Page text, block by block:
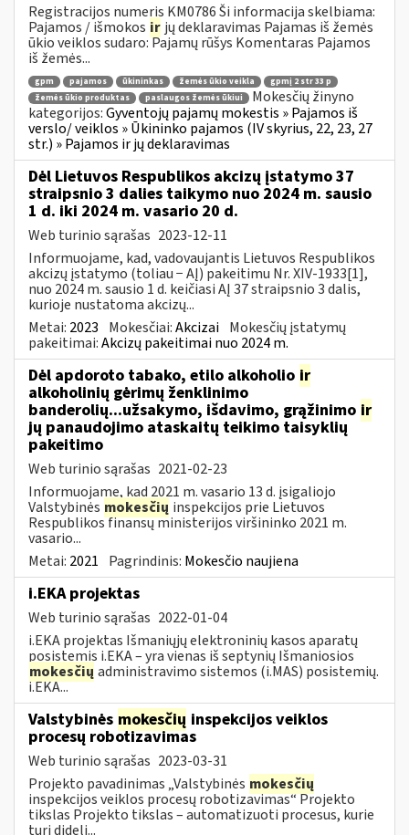
Registracijos numeris KM0786 Ši informacija skelbiama:
Pajamos / išmokos ir jų deklaravimas Pajamas iš žemės
ūkio veiklos sudaro: Pajamų rūšys Komentaras Pajamos
iš žemės...
gpm pajamos ūkininkas žemės ūkio veikla
gpmį 2 str 33 p
žemės ūkio produktas
paslaugos žemės ūkiui
Mokesčių žinyno
kategorijos:Gyventojų pajamų mokestis » Pajamos iš
verslo/ veiklos » Ūkininko pajamos (IV skyrius, 22, 23, 27
str.) » Pajamos ir jų deklaravimas
Dėl Lietuvos Respublikos akcizų įstatymo 37
straipsnio 3 dalies taikymo nuo 2024 m. sausio
1 d. iki 2024 m. vasario 20 d.
Web turinio sąrašas 2023-12-11
Informuojame, kad, vadovaujantis Lietuvos Respublikos
akcizų įstatymo (toliau − AĮ) pakeitimu Nr. XIV-1933[1],
nuo 2024 m. sausio 1 d. keičiasi AĮ 37 straipsnio 3 dalis,
kurioje nustatoma akcizų...
Metai: 2023 Mokesčiai:Akcizai Mokesčių įstatymų
pakeitimai:Akcizų pakeitimai nuo 2024 m.
Dėl apdoroto tabako, etilo alkoholio ir
alkoholinių gėrimų ženklinimo
banderolių...užsakymo, išdavimo, grąžinimo ir
jų panaudojimo ataskaitų teikimo taisyklių
pakeitimo
Web turinio sąrašas 2021-02-23
Informuojame, kad 2021 m. vasario 13 d. įsigaliojo
Valstybinės mokesčių inspekcijos prie Lietuvos
Respublikos finansų ministerijos viršininko 2021 m.
vasario...
Metai: 2021 Pagrindinis: Mokesčio naujiena
i.EKA projektas
Web turinio sąrašas 2022-01-04
i.EKA projektas Išmaniųjų elektroninių kasos aparatų
posistemis i.EKA – yra vienas iš septynių Išmaniosios
mokesčių administravimo sistemos (i.MAS) posistemių.
i.EKA...
Valstybinės mokesčių inspekcijos veiklos
procesų robotizavimas
Web turinio sąrašas 2023-03-31
Projekto pavadinimas „Valstybinės mokesčių
inspekcijos veiklos procesų robotizavimas“ Projekto
tikslas Projekto tikslas – automatizuoti procesus, kurie
turi didelį...